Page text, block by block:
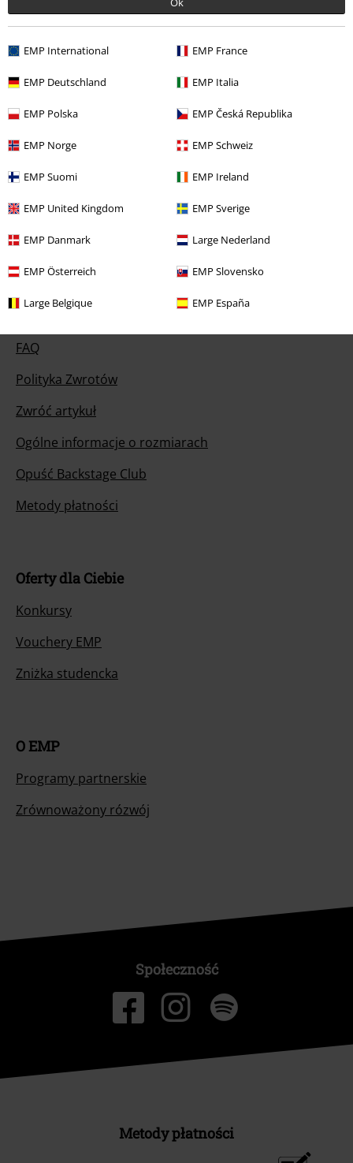
EMP International EMP France
EMP Deutschland EMP Italia
EMP Polska EMP Česká Republika
EMP Norge EMP Schweiz
EMP Suomi EMP Ireland
EMP United Kingdom EMP Sverige
EMP Danmark Large Nederland
EMP Österreich EMP Slovensko
Large Belgique EMP España
obejmuje: mediów, książek, biletów, voucherów prezentowych, artykułów:
Rammstein, (Till) Lindemann, Die Ärzte, Die Toten Hosen, Feine Sahne
Nasze Centrum Obsługi Klienta jest do Twojej
dyspozycji
17:00. Więcej informacji
Rozpocznij rozmowę
Obsługa Klienta
FAQ
Polityka Zwrotów
Zwróć artykuł
Ogólne informacje o rozmiarach
Opuść Backstage Club
Metody płatności
Oferty dla Ciebie
Konkursy
Vouchery EMP
Zniżka studencka
O EMP
Programy partnerskie
Zrównoważony rózwój
Społeczność
Metody płatności